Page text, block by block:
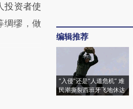
资者使
绸缪，做
编辑推荐
“入侵”还是“人道危机” 难
民潮撕裂西班牙飞地休达